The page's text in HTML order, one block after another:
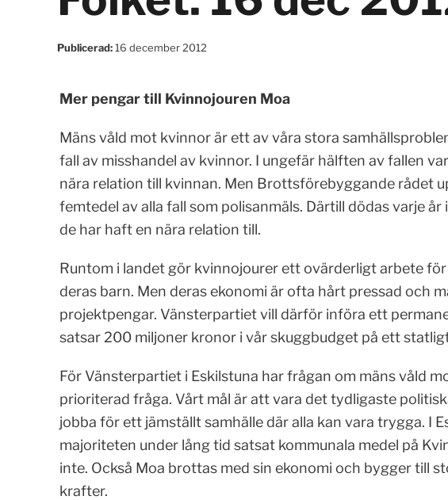
Publicerad:16 december 2012
Mer pengar till Kvinnojouren Moa
Mäns våld mot kvinnor är ett av våra stora
fall av misshandel av kvinnor. I ungefär hälften av fallen
nära relation till kvinnan. Men Brottsförebyggande rådet
femtedel av alla fall som polisanmäls. Därtill dödas varje
de har haft en nära relation till.
Runtom i landet gör kvinnojourer ett ovärderligt arbete
deras barn. Men deras ekonomi är ofta hårt pressad och
projektpengar. Vänsterpartiet vill därför införa ett
satsar 200 miljoner kronor i vår skuggbudget på ett
För Vänsterpartiet i Eskilstuna har frågan om mäns våld
prioriterad fråga. Vårt mål är att vara det tydligaste
jobba för ett jämställt samhälle där alla kan vara trygga. I
majoriteten under lång tid satsat kommunala medel på
inte. Också Moa brottas med sin ekonomi och bygger till
krafter.